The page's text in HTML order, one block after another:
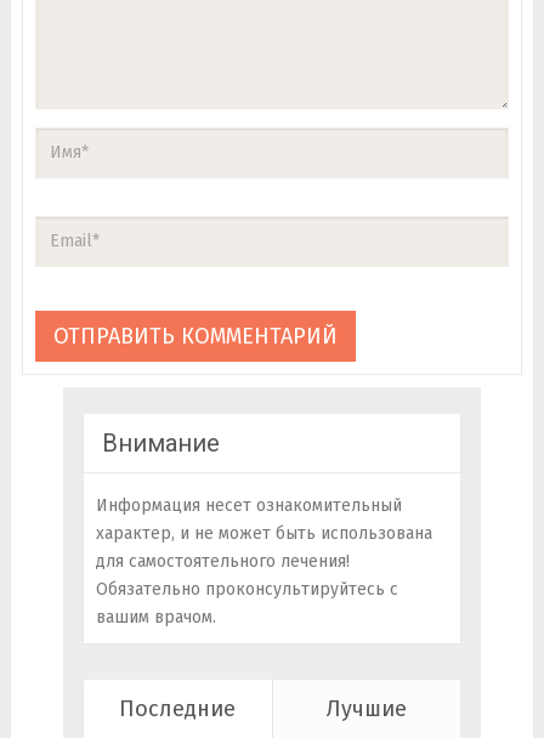
Внимание
Информация несет ознакомительный
характер, и не может быть использована
для самостоятельного лечения!
Обязательно проконсультируйтесь с
вашим врачом.
Последние Лучшие